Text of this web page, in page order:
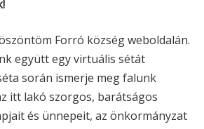
Forró község weboldalán.
együtt egy virtuális sétát
során ismerje meg falunk
itt lakó szorgos, barátságos
és ünnepeit, az önkormányzat